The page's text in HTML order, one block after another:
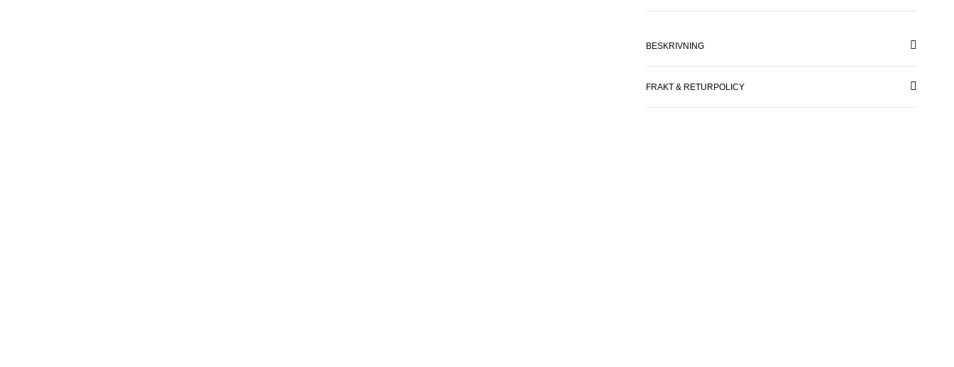
BESKRIVNING
FRAKT & RETURPOLICY